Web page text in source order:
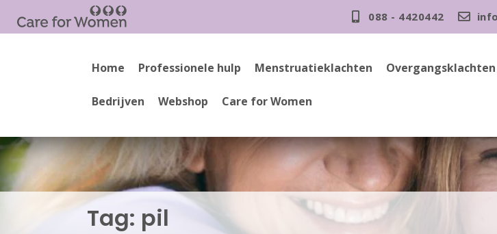
088 - 4420442
Home Professionele hulp Menstruatieklachten Overgangsklachten
Bedrijven Webshop Care for Women
Tag: pil